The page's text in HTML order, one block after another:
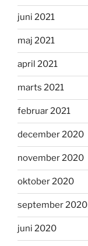
juni 2021
maj 2021
april 2021
marts 2021
februar 2021
december 2020
november 2020
oktober 2020
september 2020
juni 2020